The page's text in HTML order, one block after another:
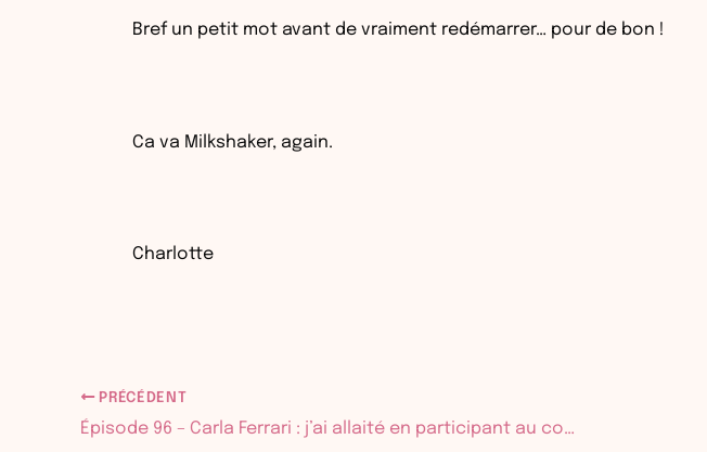
Bref un petit mot avant de vraiment redémarrer… pour de bon !
Ca va Milkshaker, again.
Charlotte
PRÉCÉDENT
Épisode 96 – Carla Ferrari : j’ai allaité en participant au concours Top Chef